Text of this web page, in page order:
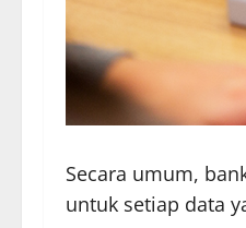
Secara umum,
untuk setiap data